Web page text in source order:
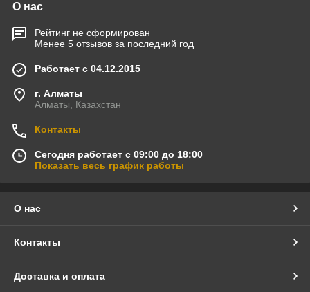
О нас
Рейтинг не сформирован
Менее 5 отзывов за последний год
Работает с 04.12.2015
г. Алматы
Алматы, Казахстан
Контакты
Сегодня работает с 09:00 до 18:00
Показать весь график работы
О нас
Контакты
Доставка и оплата